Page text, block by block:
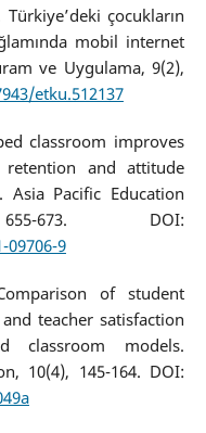
çocukların
mobil internet
ve Uygulama, 9(2),
etku.512137
classroom improves
retention and attitude
Asia Pacific Education
673. DOI:
09706-9
of student
teacher satisfaction
classroom models.
10(4), 145-164. DOI: